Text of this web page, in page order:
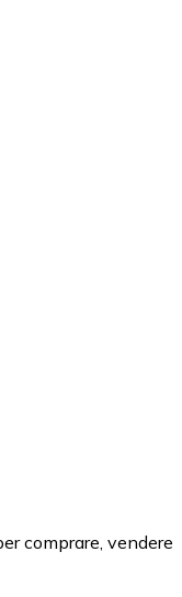
comprare, vendere